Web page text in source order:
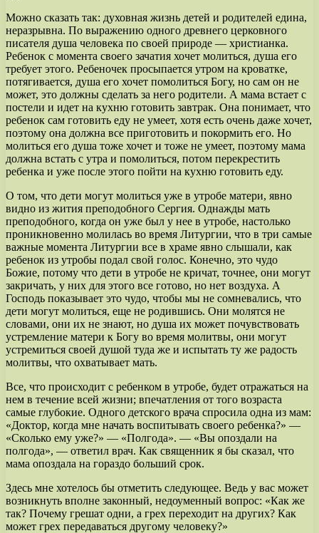
Можно сказать так: духовная жизнь детей и родителей едина,
неразрывна. По выражению одного древнего церковного
писателя душа человека по своей природе — христианка.
Ребенок с момента своего зачатия хочет молиться, душа его
требует этого. Ребеночек просыпается утром на кроватке,
потягивается, душа его хочет помолиться Богу, но сам он не
может, это должны сделать за него родители. А мама встает с
постели и идет на кухню готовить завтрак. Она понимает, что
ребенок сам готовить еду не умеет, хотя есть очень даже хочет,
поэтому она должна все приготовить и покормить его. Но
молиться его душа тоже хочет и тоже не умеет, поэтому мама
должна встать с утра и помолиться, потом перекрестить
ребенка и уже после этого пойти на кухню готовить еду.
О том, что дети могут молиться уже в утробе матери, явно
видно из жития преподобного Сергия. Однажды мать
преподобного, когда он уже был у нее в утробе, настолько
проникновенно молилась во время Литургии, что в три самые
важные момента Литургии все в храме явно слышали, как
ребенок из утробы подал свой голос. Конечно, это чудо
Божие, потому что дети в утробе не кричат, точнее, они могут
закричать, у них для этого все готово, но нет воздуха. А
Господь показывает это чудо, чтобы мы не сомневались, что
дети могут молиться, еще не родившись. Они молятся не
словами, они их не знают, но душа их может почувствовать
устремление матери к Богу во время молитвы, они могут
устремиться своей душой туда же и испытать ту же радость
молитвы, что охватывает мать.
Все, что происходит с ребенком в утробе, будет отражаться на
нем в течение всей жизни; впечатления от того возраста
самые глубокие. Одного детского врача спросила одна из мам:
«Доктор, когда мне начать воспитывать своего ребенка?» —
«Сколько ему уже?» — «Полгода». — «Вы опоздали на
полгода», — ответил врач. Как священник я бы сказал, что
мама опоздала на гораздо больший срок.
Здесь мне хотелось бы отметить следующее. Ведь у вас может
возникнуть вполне законный, недоуменный вопрос: «Как же
так? Почему грешат одни, а грех переходит на других? Как
может грех передаваться другому человеку?»